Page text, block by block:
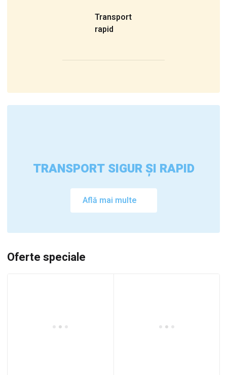
Transport
rapid
TRANSPORT SIGUR ȘI RAPID
Află mai multe
Oferte speciale